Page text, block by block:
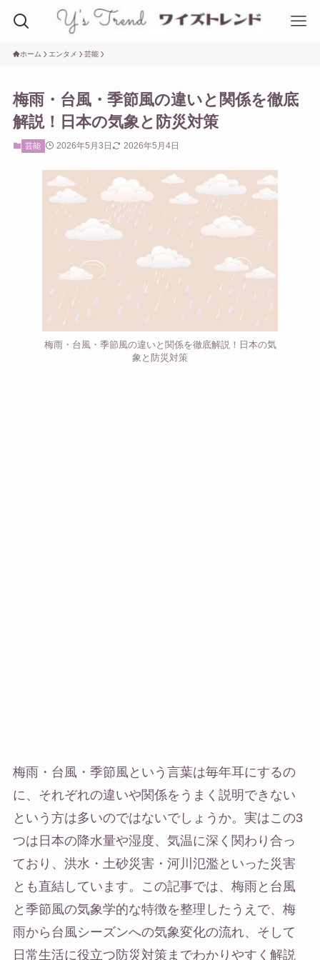
ホーム エンタメ 芸能
梅雨・台風・季節風の違いと関係を徹底
解説！日本の気象と防災対策
芸能 2026年5月3日 2026年5月4日
梅雨・台風・季節風の違いと関係を徹底解説！日本の気
象と防災対策
梅雨・台風・季節風という言葉は毎年耳にするの
に、それぞれの違いや関係をうまく説明できない
という方は多いのではないでしょうか。実はこの3
つは日本の降水量や湿度、気温に深く関わり合っ
ており、洪水・土砂災害・河川氾濫といった災害
とも直結しています。この記事では、梅雨と台風
と季節風の気象学的な特徴を整理したうえで、梅
雨から台風シーズンへの気象変化の流れ、そして
日常生活に役立つ防災対策までわかりやすく解説